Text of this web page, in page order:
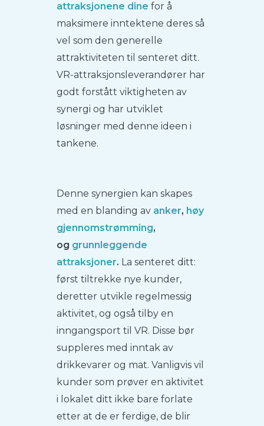
attraksjonene dine for å
maksimere inntektene deres så
vel som den generelle
attraktiviteten til senteret ditt.
VR-attraksjonsleverandører har
godt forstått viktigheten av
synergi og har utviklet
løsninger med denne ideen i
tankene.
Denne synergien kan skapes
med en blanding av anker, høy
gjennomstrømming,
og grunnleggende
attraksjoner. La senteret ditt:
først tiltrekke nye kunder,
deretter utvikle regelmessig
aktivitet, og også tilby en
inngangsport til VR. Disse bør
suppleres med inntak av
drikkevarer og mat. Vanligvis vil
kunder som prøver en aktivitet
i lokalet ditt ikke bare forlate
etter at de er ferdige, de blir